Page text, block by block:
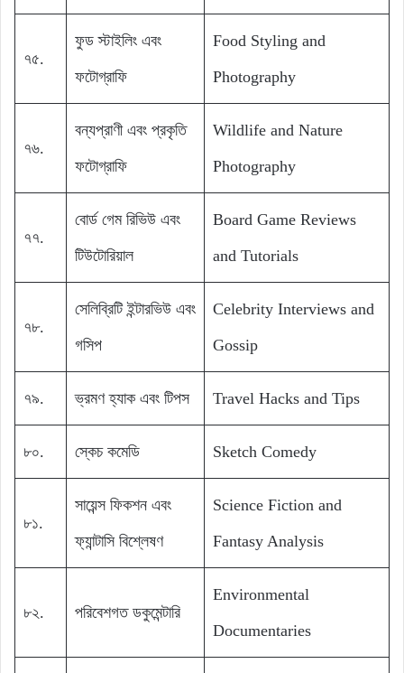
৭৫.
ফুড স্টাইলিং এবং
ফটোগ্রাফি
Food Styling and
Photography
৭৬.
বন্যপ্রাণী এবং প্রকৃতি
ফটোগ্রাফি
Wildlife and Nature
Photography
৭৭.
বোর্ড গেম রিভিউ এবং
টিউটোরিয়াল
Board Game Reviews
and Tutorials
৭৮.
সেলিব্রিটি ইন্টারভিউ এবং
গসিপ
Celebrity Interviews and
Gossip
৭৯. ভ্রমণ হ্যাক এবং টিপস Travel Hacks and Tips
৮০. স্কেচ কমেডি Sketch Comedy
৮১.
সায়েন্স ফিকশন এবং
ফ্যান্টাসি বিশ্লেষণ
Science Fiction and
Fantasy Analysis
৮২. পরিবেশগত ডকুমেন্টারি
Environmental
Documentaries